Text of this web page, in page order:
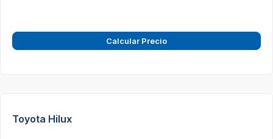
Calcular Precio
Toyota Hilux